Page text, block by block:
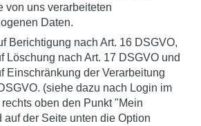
von uns verarbeiteten
Daten.
Berichtigung nach Art. 16 DSGVO,
Löschung nach Art. 17 DSGVO und
Einschränkung der Verarbeitung
(siehe dazu nach Login im
oben den Punkt "Mein
auf der Seite unten die Option